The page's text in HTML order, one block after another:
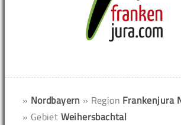
» Nordbayern » Region Frankenjura
» Gebiet Weihersbachtal